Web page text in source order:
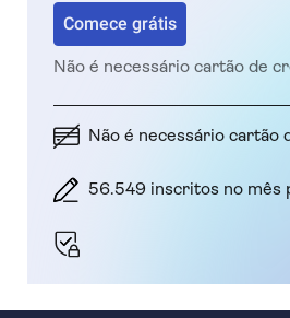
Comece grátis
Não é necessário cartão de
Não é necessário cartão
56.549 inscritos no mês